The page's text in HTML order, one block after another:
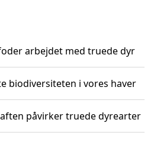
arbejdet med truede dyr
biodiversiteten i vores haver
påvirker truede dyrearter